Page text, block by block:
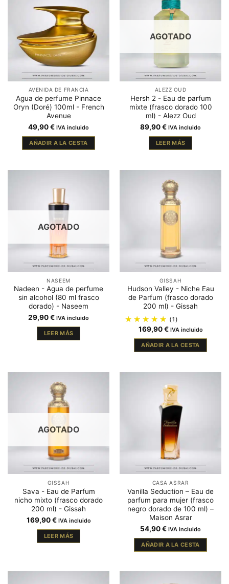
AVENIDA DE FRANCIA
Agua de perfume Pinnace
Oryn (Doré) 100ml - French
Avenue
49,90€ IVA incluido
AÑADIR A LA CESTA
AGOTADO
ALEZZ OUD
Hersh 2 - Eau de parfum
mixte (frasco dorado 100
ml) - Alezz Oud
89,90€ IVA incluido
LEER MÁS
AGOTADO
NASEEM
Nadeen - Agua de perfume
sin alcohol (80 ml frasco
dorado) - Naseem
29,90€ IVA incluido
LEER MÁS
GISSAH
Hudson Valley - Niche Eau
de Parfum (frasco dorado
200 ml) - Gissah
(1)
169,90€ IVA incluido
AÑADIR A LA CESTA
AGOTADO
GISSAH
Sava - Eau de Parfum
nicho mixto (frasco dorado
200 ml) - Gissah
169,90€ IVA incluido
LEER MÁS
CASA ASRAR
Vanilla Seduction – Eau de
parfum para mujer (frasco
negro dorado de 100 ml) –
Maison Asrar
54,90€ IVA incluido
AÑADIR A LA CESTA